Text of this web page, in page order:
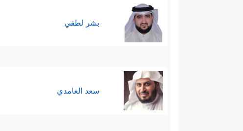
بشر لطفي
سعد الغامدي